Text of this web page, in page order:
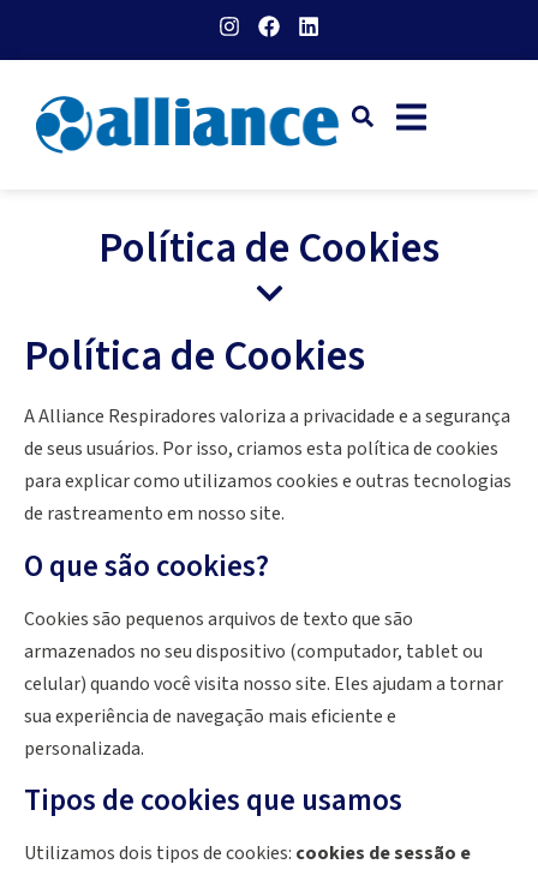
Política de Cookies
Política de Cookies
A Alliance Respiradores valoriza a privacidade e a segurança
de seus usuários. Por isso, criamos esta política de cookies
para explicar como utilizamos cookies e outras tecnologias
de rastreamento em nosso site.
O que são cookies?
Cookies são pequenos arquivos de texto que são
armazenados no seu dispositivo (computador, tablet ou
celular) quando você visita nosso site. Eles ajudam a tornar
sua experiência de navegação mais eficiente e
personalizada.
Tipos de cookies que usamos
Utilizamos dois tipos de cookies: cookies de sessão e